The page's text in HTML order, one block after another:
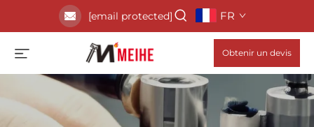
[email protected] FR
Obtenir un devis